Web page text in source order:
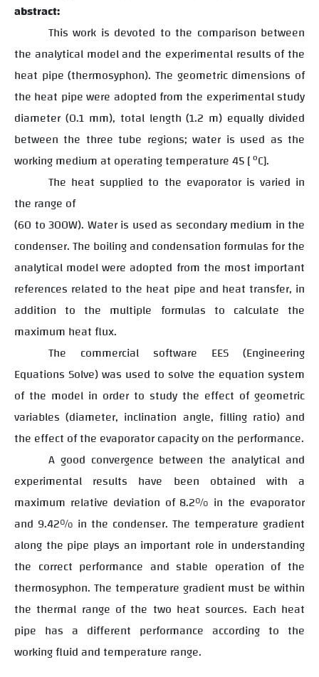
abstract:
This work is devoted to the comparison between
the analytical model and the experimental results of the
heat pipe (thermosyphon). The geometric dimensions of
the heat pipe were adopted from the experimental study
diameter (0.1 mm), total length (1.2 m) equally divided
between the three tube regions; water is used as the
working medium at operating temperature 45 [oC].
The heat supplied to the evaporator is varied in
the range of
(60 to 300W). Water is used as secondary medium in the
condenser. The boiling and condensation formulas for the
analytical model were adopted from the most important
references related to the heat pipe and heat transfer, in
addition to the multiple formulas to calculate the
maximum heat flux.
The commercial software EES (Engineering
Equations Solve) was used to solve the equation system
of the model in order to study the effect of geometric
variables (diameter, inclination angle, filling ratio) and
the effect of the evaporator capacity on the performance.
A good convergence between the analytical and
experimental results have been obtained with a
maximum relative deviation of 8.2% in the evaporator
and 9.42% in the condenser. The temperature gradient
along the pipe plays an important role in understanding
the correct performance and stable operation of the
thermosyphon. The temperature gradient must be within
the thermal range of the two heat sources. Each heat
pipe has a different performance according to the
working fluid and temperature range.